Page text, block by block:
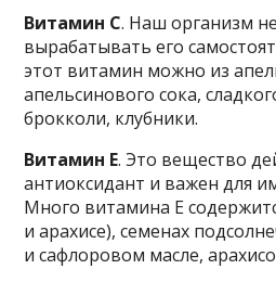
Витамин С. Наш организм
вырабатывать его
этот витамин можно из
апельсинового сока,
брокколи, клубники.
Витамин Е. Это вещество
антиоксидант и важен для
Много витамина Е
и арахисе), семенах
и сафлоровом масле,